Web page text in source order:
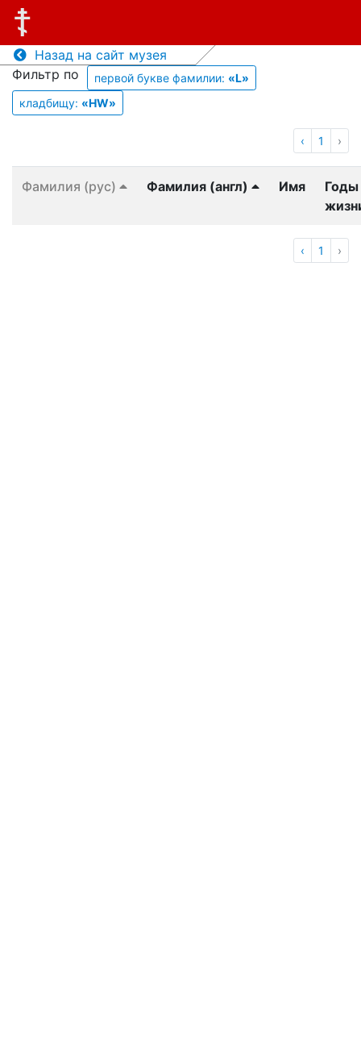
Назад на сайт музея
Фильтр по
первой букве фамилии: «L»
кладбищу: «HW»
‹ 1 ›
Фамилия (рус) Фамилия (англ) Имя
Годы
‹ 1 ›